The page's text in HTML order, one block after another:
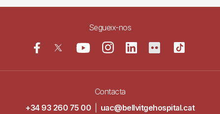
Segueix-nos
Contacta
+34 93 260 75 00
uac@bellvitgehospital.cat